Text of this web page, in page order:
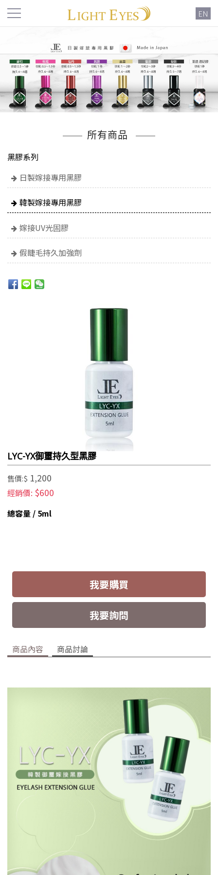
EN
所有商品
黑膠系列
日製嫁接專用黑膠
韓製嫁接專用黑膠
嫁接UV光固膠
假睫毛持久加強劑
LYC-YX御璽持久型黑膠
售價:$ 1,200
經銷價: $600
總容量 / 5ml
我要購買
我要詢問
商品內容 商品討論